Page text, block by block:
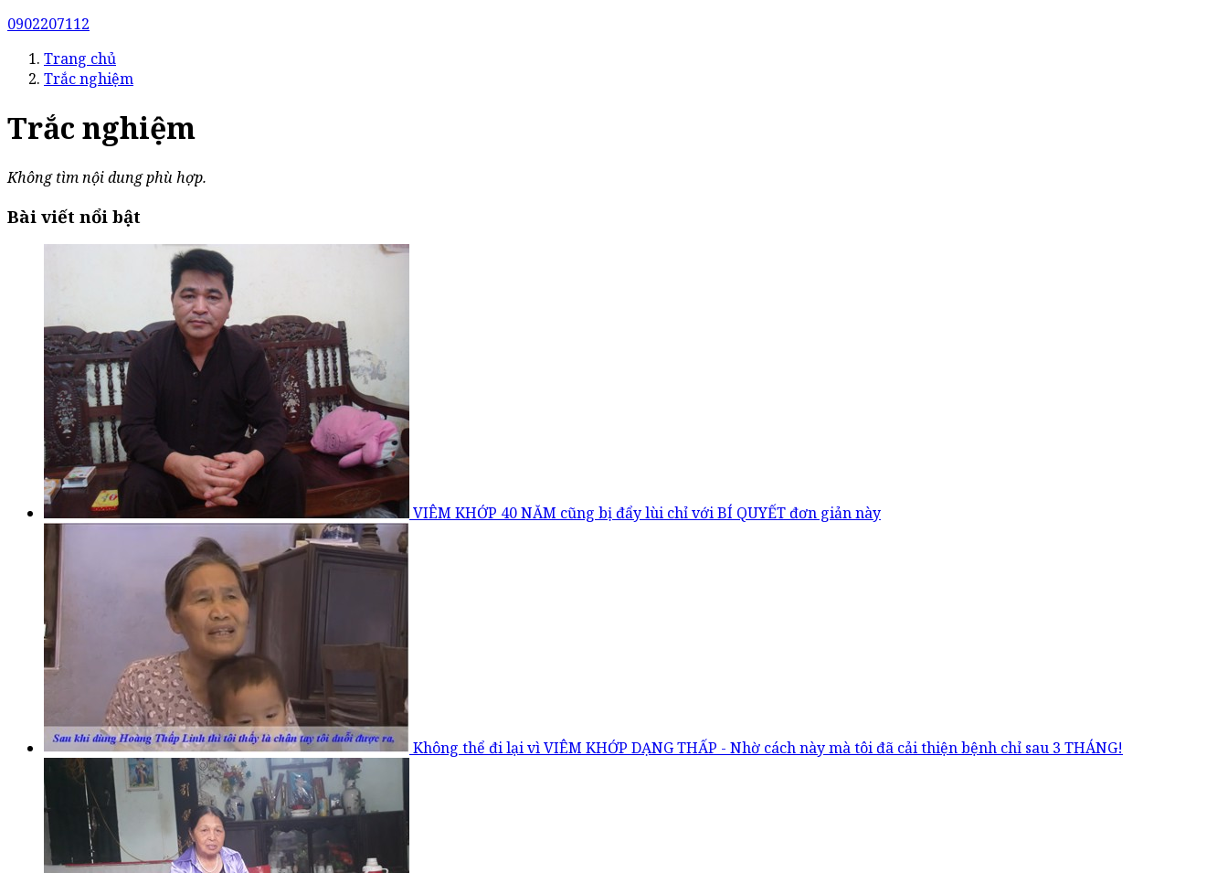
0902207112
Trang chủ
Trắc nghiệm
Trắc nghiệm
Không tìm nội dung phù hợp.
Bài viết nổi bật
VIÊM KHỚP 40 NĂM cũng bị đẩy lùi chỉ với BÍ QUYẾT đơn giản này
Không thể đi lại vì VIÊM KHỚP DẠNG THẤP - Nhờ cách này mà tôi đã cải thiện bệnh chỉ sau 3 THÁNG!